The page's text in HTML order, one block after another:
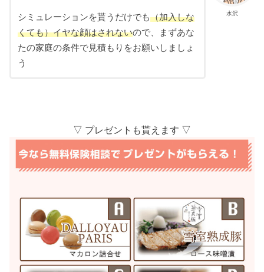
水沢
シミュレーションを貰うだけでも（加入しな
くても）イヤな顔はされないので、まずあな
たの家庭の条件で見積もりをお願いしましょ
う
▽ プレゼントも貰えます ▽